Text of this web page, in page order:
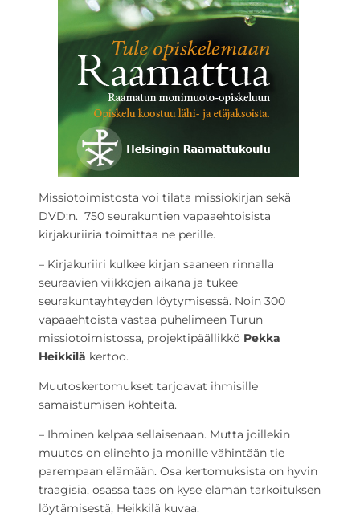
Missiotoimistosta voi tilata missiokirjan sekä
DVD:n. 750 seurakuntien vapaaehtoisista
kirjakuriiria toimittaa ne perille.
– Kirjakuriiri kulkee kirjan saaneen rinnalla
seuraavien viikkojen aikana ja tukee
seurakuntayhteyden löytymisessä. Noin 300
vapaaehtoista vastaa puhelimeen Turun
missiotoimistossa, projektipäällikkö Pekka
Heikkilä kertoo.
Muutoskertomukset tarjoavat ihmisille
samaistumisen kohteita.
– Ihminen kelpaa sellaisenaan. Mutta joillekin
muutos on elinehto ja monille vähintään tie
parempaan elämään. Osa kertomuksista on hyvin
traagisia, osassa taas on kyse elämän tarkoituksen
löytämisestä, Heikkilä kuvaa.